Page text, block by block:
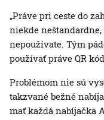
„Práve pri ceste do
niekde
nepoužívate. Tým
používať práve QR
Problémom nie sú
takzvané bežné
mať každá nabíjačka